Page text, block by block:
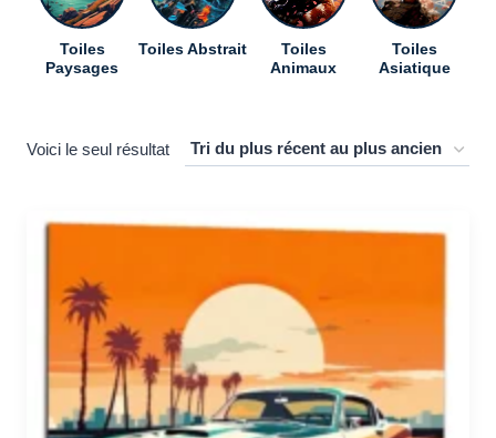
Toiles
Paysages
Toiles Abstrait
Toiles
Animaux
Toiles
Asiatique
Voici le seul résultat